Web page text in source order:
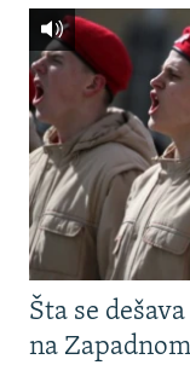
Šta se
na